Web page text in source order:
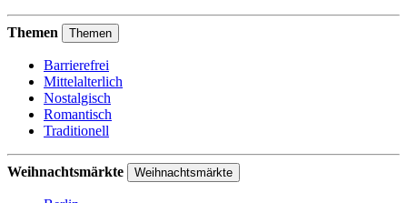
Themen Themen
Barrierefrei
Mittelalterlich
Nostalgisch
Romantisch
Traditionell
Weihnachtsmärkte Weihnachtsmärkte